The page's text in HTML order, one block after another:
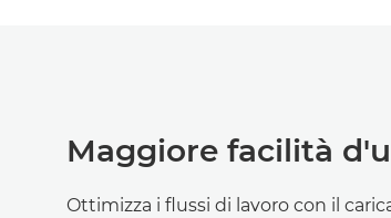
Maggiore facilità
Ottimizza i flussi di lavoro con il